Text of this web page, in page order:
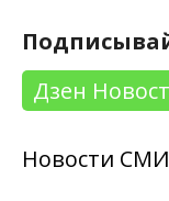
Дзен
Новости